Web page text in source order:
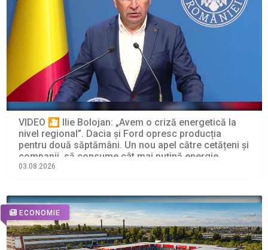
VIDEO 🎦 Ilie Bolojan: „Avem o criză energetică la
nivel regional”. Dacia și Ford opresc producția
pentru două săptămâni. Un nou apel către cetățeni și
companii, să consume cât mai puțină energie
electrică
03.08.2026
ECONOMIE